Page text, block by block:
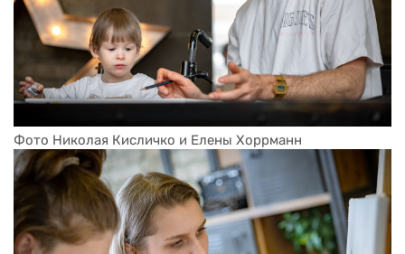
Фото Николая Кисличко и Елены Хоррманн